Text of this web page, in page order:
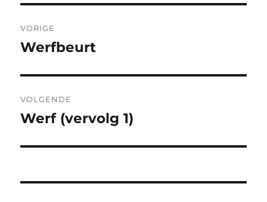
navigatie
VORIGE
Vorig
Werfbeurt
VOLGENDE
Volgend
Werf (vervolg 1)